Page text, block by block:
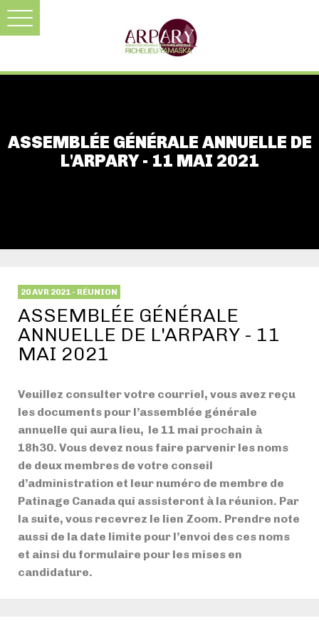
ASSEMBLÉE GÉNÉRALE ANNUELLE DE
L'ARPARY - 11 MAI 2021
20 AVR 2021 - RÉUNION
ASSEMBLÉE GÉNÉRALE
ANNUELLE DE L'ARPARY - 11
MAI 2021
Veuillez consulter votre courriel, vous avez reçu
les documents pour l’assemblée générale
annuelle qui aura lieu, le 11 mai prochain à
18h30. Vous devez nous faire parvenir les noms
de deux membres de votre conseil
d’administration et leur numéro de membre de
Patinage Canada qui assisteront à la réunion. Par
la suite, vous recevrez le lien Zoom. Prendre note
aussi de la date limite pour l’envoi des ces noms
et ainsi du formulaire pour les mises en
candidature.